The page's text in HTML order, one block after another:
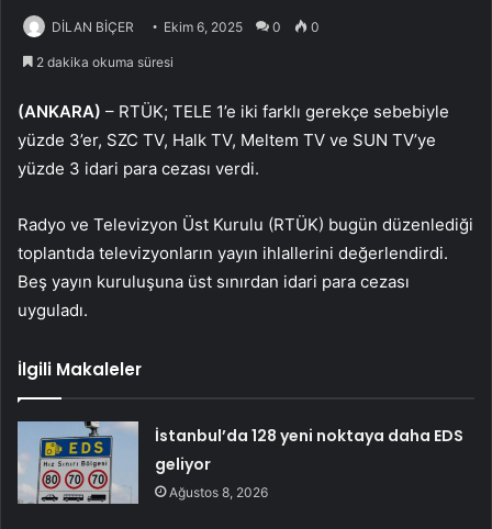
DİLAN BİÇER Ekim 6, 2025 0 0
2 dakika okuma süresi
(ANKARA) – RTÜK; TELE 1’e iki farklı gerekçe sebebiyle
yüzde 3’er, SZC TV, Halk TV, Meltem TV ve SUN TV’ye
yüzde 3 idari para cezası verdi.
Radyo ve Televizyon Üst Kurulu (RTÜK) bugün düzenlediği
toplantıda televizyonların yayın ihlallerini değerlendirdi.
Beş yayın kuruluşuna üst sınırdan idari para cezası
uyguladı.
İlgili Makaleler
İstanbul’da 128 yeni noktaya daha EDS
geliyor
Ağustos 8, 2026